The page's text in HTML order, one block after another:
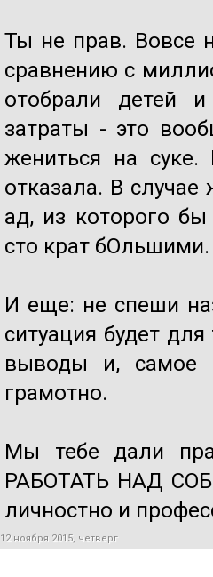
Ты не прав. Вовсе
сравнению с
отобрали детей
затраты - это
жениться на суке.
отказала. В
ад, из которого
сто крат бОльшими.
И еще: не спеши
ситуация будет
выводы и, самое
грамотно.
Мы тебе дали
РАБОТАТЬ НАД
личностно и
12 ноября 2015, четверг